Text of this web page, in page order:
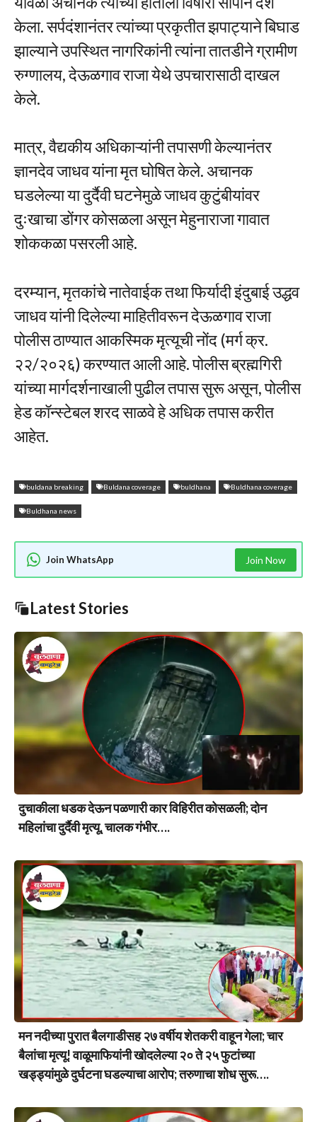
केला. सर्पदंशानंतर त्यांच्या प्रकृतीत झपाट्याने बिघाड
झाल्याने उपस्थित नागरिकांनी त्यांना तातडीने ग्रामीण
रुग्णालय, देऊळगाव राजा येथे उपचारासाठी दाखल
केले.
मात्र, वैद्यकीय अधिकाऱ्यांनी तपासणी केल्यानंतर
ज्ञानदेव जाधव यांना मृत घोषित केले. अचानक
घडलेल्या या दुर्दैवी घटनेमुळे जाधव कुटुंबीयांवर
दुःखाचा डोंगर कोसळला असून मेहुनाराजा गावात
शोककळा पसरली आहे.
दरम्यान, मृतकांचे नातेवाईक तथा फिर्यादी इंदुबाई उद्धव
जाधव यांनी दिलेल्या माहितीवरून देऊळगाव राजा
पोलीस ठाण्यात आकस्मिक मृत्यूची नोंद (मर्ग क्र.
२२/२०२६) करण्यात आली आहे. पोलीस ब्रह्मगिरी
यांच्या मार्गदर्शनाखाली पुढील तपास सुरू असून, पोलीस
हेड कॉन्स्टेबल शरद साळवे हे अधिक तपास करीत
आहेत.
buldana breaking Buldana coverage buldhana Buldhana coverage
Buldhana news
Join WhatsApp Join Now
Latest Stories
दुचाकीला धडक देऊन पळणारी कार विहिरीत कोसळली; दोन
महिलांचा दुर्दैवी मृत्यू, चालक गंभीर….
मन नदीच्या पुरात बैलगाडीसह २७ वर्षीय शेतकरी वाहून गेला; चार
बैलांचा मृत्यू! वाळूमाफियांनी खोदलेल्या २० ते २५ फुटांच्या
खड्ड्यांमुळे दुर्घटना घडल्याचा आरोप; तरुणाचा शोध सुरू….